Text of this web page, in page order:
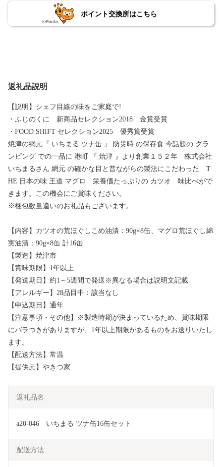
ポイント交換所はこちら
返礼品説明
【説明】シェフ目線の味をご家庭で!
・ふじのくに 新商品セレクション2018 金賞受賞
・FOOD SHIFT セレクション2025 優秀賞受賞
焼津の網元『 いちまる ツナ缶 』 防災時 の保存食 今話題の グラ
ンピング での一品に 港町 『 焼津 』より創業１５２年 株式会社
いちまるさん 網元 の確かな目と昔ながらの製法にこだわった T
HE 日本の味 王道 マグロ 栄養価たっぷりの カツオ 味比べがで
きます。この機会にご賞味ください。
※梱包数量違いのお礼品もございます。
【内容】カツオの荒ほぐしこめ油漬：90g×8缶、マグロ荒ほぐし綿
実油漬：90g×8缶 計16缶
【製造】焼津市
【賞味期限】1年以上
【発送期日】約1～5週間で発送※異なる場合は説明文記載
【アレルギー】28品目中：該当なし
【申込期日】通年
【注意事項・その他】※製造時期が決まっているため、賞味期限
にバラつきがありますが、1年以上期限があるものをお送りいたし
ます。
【配送方法】常温
【提供元】やきつ家
返礼品名
a20-046　いちまる ツナ缶16缶セット
配送方法